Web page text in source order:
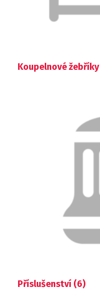
Koupelnové žebříky
Příslušenství (6)